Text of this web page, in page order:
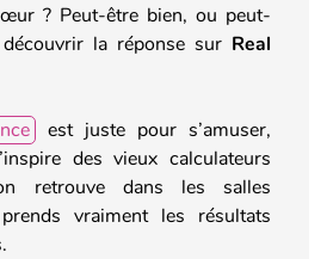
? Peut-être bien, ou peut-
la réponse sur Real
est juste pour s’amuser,
des vieux calculateurs
retrouve dans les salles
vraiment les résultats